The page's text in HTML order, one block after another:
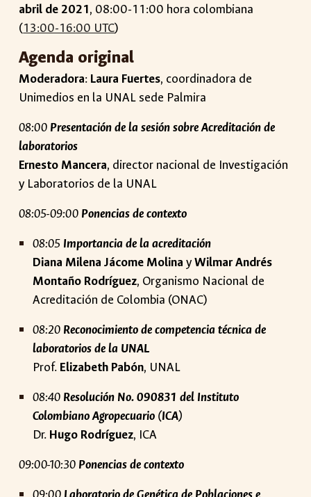
abril de 2021, 08:00-11:00 hora colombiana
(13:00-16:00 UTC)
Agenda original
Moderadora: Laura Fuertes, coordinadora de
Unimedios en la UNAL sede Palmira
08:00 Presentación de la sesión sobre Acreditación de
laboratorios
Ernesto Mancera, director nacional de Investigación
y Laboratorios de la UNAL
08:05-09:00 Ponencias de contexto
08:05 Importancia de la acreditación
Diana Milena Jácome Molina yWilmar Andrés
Montaño Rodríguez, Organismo Nacional de
Acreditación de Colombia (ONAC)
08:20 Reconocimiento de competencia técnica de
laboratorios de la UNAL
Prof. Elizabeth Pabón, UNAL
08:40 Resolución No. 090831 del Instituto
Colombiano Agropecuario (ICA)
Dr. Hugo Rodríguez, ICA
09:00-10:30 Ponencias de contexto